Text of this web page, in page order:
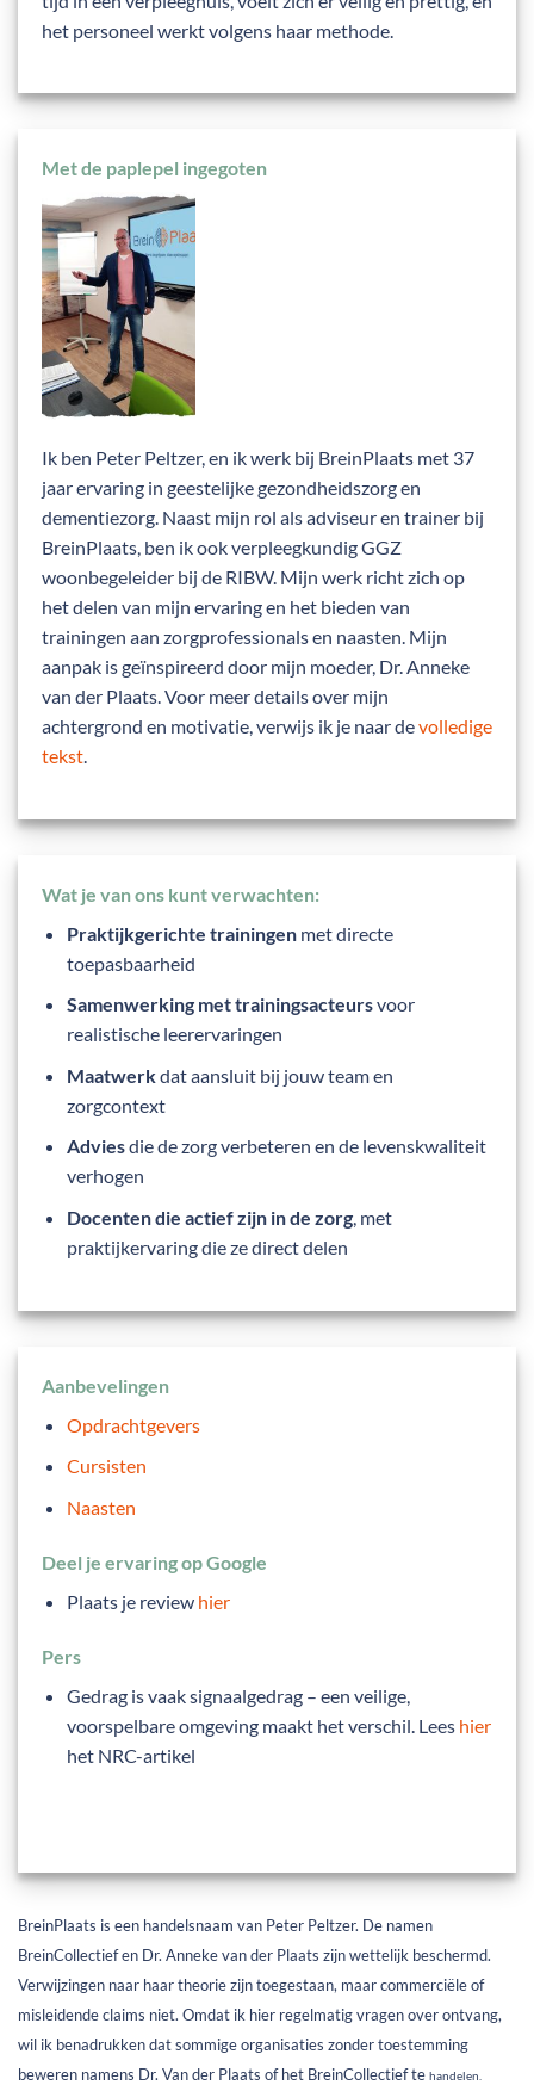
het personeel werkt volgens haar methode.
Met de paplepel ingegoten
Ik ben Peter Peltzer, en ik werk bij BreinPlaats met 37
jaar ervaring in geestelijke gezondheidszorg en
dementiezorg. Naast mijn rol als adviseur en trainer bij
BreinPlaats, ben ik ook verpleegkundig GGZ
woonbegeleider bij de RIBW. Mijn werk richt zich op
het delen van mijn ervaring en het bieden van
trainingen aan zorgprofessionals en naasten. Mijn
aanpak is geïnspireerd door mijn moeder, Dr. Anneke
van der Plaats. Voor meer details over mijn
achtergrond en motivatie, verwijs ik je naar devolledige
tekst.
Wat je van ons kunt verwachten:
Praktijkgerichte trainingenmet directe
toepasbaarheid
Samenwerking met trainingsacteursvoor
realistische leerervaringen
Maatwerkdat aansluit bij jouw team en
zorgcontext
Adviesdie de zorg verbeteren en de levenskwaliteit
verhogen
Docenten die actief zijn in de zorg, met
praktijkervaring die ze direct delen
Aanbevelingen
Opdrachtgevers
Cursisten
Naasten
Deel je ervaring op Google
Plaats je review hier
Pers
Gedrag is vaak signaalgedrag – een veilige,
voorspelbare omgeving maakt het verschil. Lees hier
het NRC-artikel
BreinPlaats is een handelsnaam van Peter Peltzer. De namen
BreinCollectief en Dr. Anneke van der Plaats zijn wettelijk beschermd.
Verwijzingen naar haar theorie zijn toegestaan, maar commerciële of
misleidende claims niet. Omdat ik hier regelmatig vragen over ontvang,
wil ik benadrukken dat sommige organisaties zonder toestemming
beweren namens Dr. Van der Plaats of het BreinCollectief te handelen.